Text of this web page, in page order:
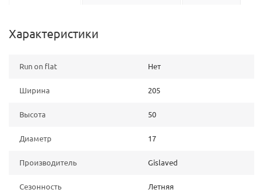
Характеристики
Run on flat Нет
Ширина 205
Высота 50
Диаметр 17
Производитель Gislaved
Сезонность Летняя